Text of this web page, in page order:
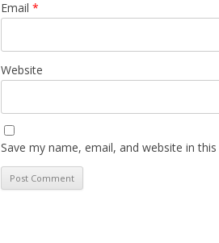
Email *
Website
Save my name, email, and website in